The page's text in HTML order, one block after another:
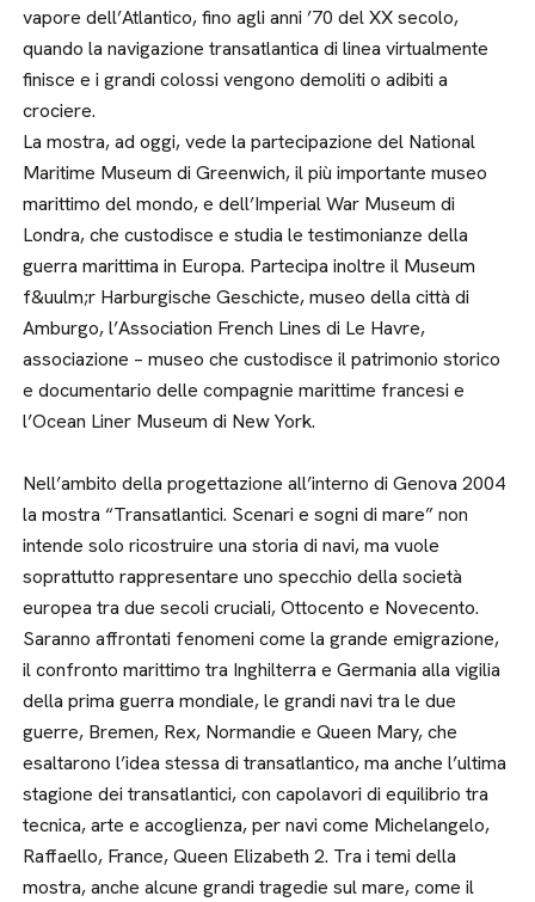
vapore dell’Atlantico, fino agli anni ’70 del XX secolo,
quando la navigazione transatlantica di linea virtualmente
finisce e i grandi colossi vengono demoliti o adibiti a
crociere.
La mostra, ad oggi, vede la partecipazione del National
Maritime Museum di Greenwich, il più importante museo
marittimo del mondo, e dell’Imperial War Museum di
Londra, che custodisce e studia le testimonianze della
guerra marittima in Europa. Partecipa inoltre il Museum
f&uulm;r Harburgische Geschicte, museo della città di
Amburgo, l’Association French Lines di Le Havre,
associazione – museo che custodisce il patrimonio storico
e documentario delle compagnie marittime francesi e
l’Ocean Liner Museum di New York.
Nell’ambito della progettazione all’interno di Genova 2004
la mostra “Transatlantici. Scenari e sogni di mare” non
intende solo ricostruire una storia di navi, ma vuole
soprattutto rappresentare uno specchio della società
europea tra due secoli cruciali, Ottocento e Novecento.
Saranno affrontati fenomeni come la grande emigrazione,
il confronto marittimo tra Inghilterra e Germania alla vigilia
della prima guerra mondiale, le grandi navi tra le due
guerre, Bremen, Rex, Normandie e Queen Mary, che
esaltarono l’idea stessa di transatlantico, ma anche l’ultima
stagione dei transatlantici, con capolavori di equilibrio tra
tecnica, arte e accoglienza, per navi come Michelangelo,
Raffaello, France, Queen Elizabeth 2. Tra i temi della
mostra, anche alcune grandi tragedie sul mare, come il